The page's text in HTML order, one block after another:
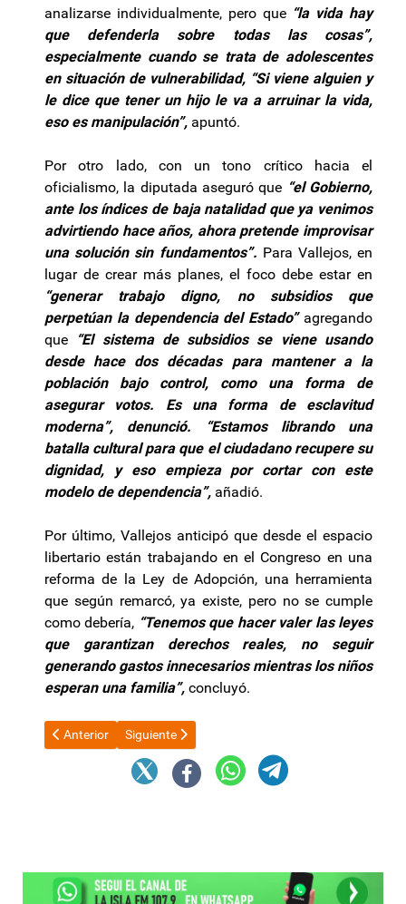
analizarse individualmente, pero que “la vida hay
que defenderla sobre todas las cosas”,
especialmente cuando se trata de adolescentes
en situación de vulnerabilidad, “Si viene alguien y
le dice que tener un hijo le va a arruinar la vida,
eso es manipulación”, apuntó.
Por otro lado, con un tono crítico hacia el
oficialismo, la diputada aseguró que “el Gobierno,
ante los índices de baja natalidad que ya venimos
advirtiendo hace años, ahora pretende improvisar
una solución sin fundamentos”. Para Vallejos, en
lugar de crear más planes, el foco debe estar en
“generar trabajo digno, no subsidios que
perpetúan la dependencia del Estado” agregando
que
“El sistema de subsidios se viene usando
desde hace dos décadas para mantener a la
población bajo control, como una forma de
asegurar votos. Es una forma de esclavitud
moderna”, denunció. “Estamos librando una
batalla cultural para que el ciudadano recupere su
dignidad, y eso empieza por cortar con este
modelo de dependencia”, añadió.
Por último, Vallejos anticipó que desde el espacio
libertario están trabajando en el Congreso en una
reforma de la Ley de Adopción, una herramienta
que según remarcó, ya existe, pero no se cumple
como debería, “Tenemos que hacer valer las leyes
que garantizan derechos reales, no seguir
generando gastos innecesarios mientras los niños
esperan una familia”, concluyó.
Artículo anterior: Cristina Kirchner reaparecerá públicamente
Anterior Artículo siguiente: Mónica Zalazar: “Las
Siguiente